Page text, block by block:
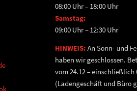
08:00 Uhr – 18:00 Uhr
Samstag:
09:00 Uhr – 12:30 Uhr
HINWEIS: An Sonn- und
haben wir geschlossen.
vom 24.12 – einschließlich
(Ladengeschäft und Büro